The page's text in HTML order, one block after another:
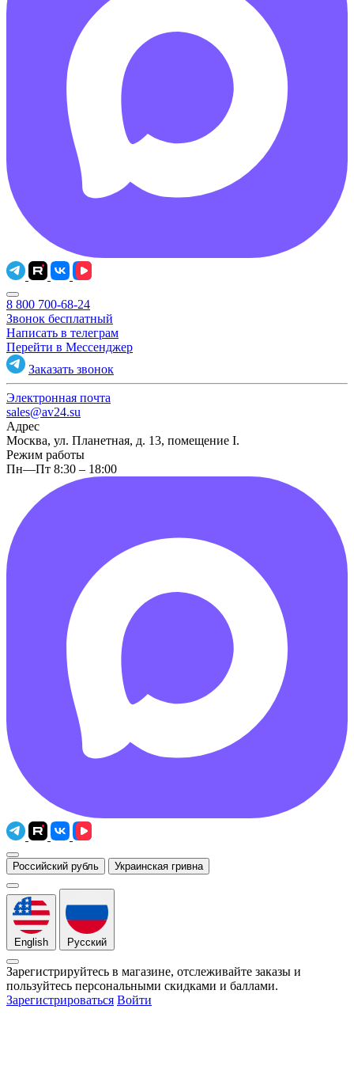
8 800 700-68-24
Звонок бесплатный
Написать в телеграм
Перейти в Мессенджер
Заказать звонок
Электронная почта
sales@av24.su
Адрес
Москва, ул. Планетная, д. 13, помещение I.
Режим работы
Пн—Пт 8:30 – 18:00
Российский рубль Украинская гривна
English Русский
Зарегистрируйтесь в магазине, отслеживайте заказы и
пользуйтесь персональными скидками и баллами.
Зарегистрироваться Войти